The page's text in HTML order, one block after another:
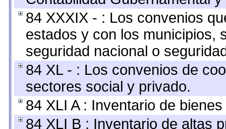
84 XXXIX - : Los convenios
estados y con los municipios,
seguridad nacional o
84 XL - : Los convenios de
sectores social y privado.
84 XLI A : Inventario de
84 XLI B : Inventario de altas